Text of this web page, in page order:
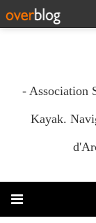
- Association
Kayak.